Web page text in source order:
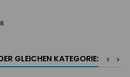
GLEICHEN KATEGORIE: >
<